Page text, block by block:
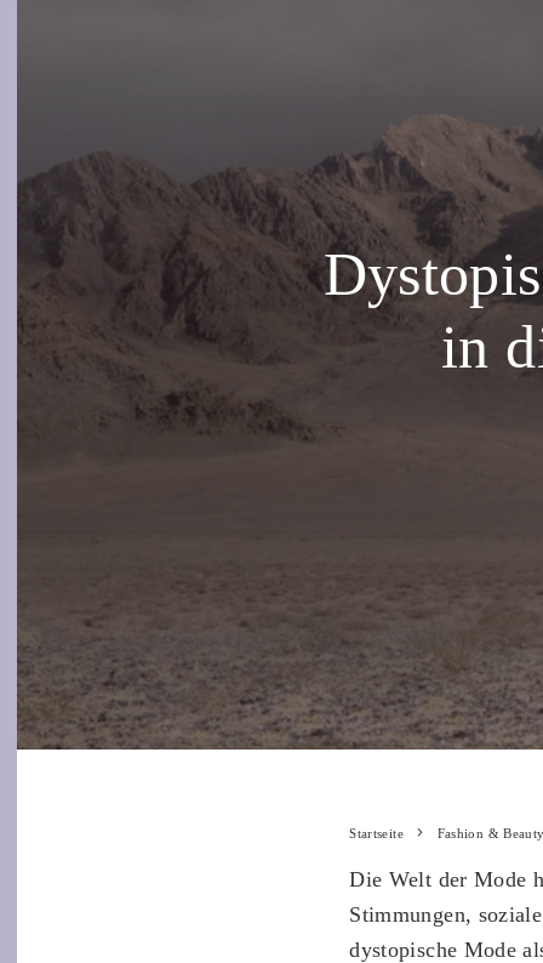
in
Startseite Fashion &
Die Welt der Mode
Stimmungen,
dystopische Mode